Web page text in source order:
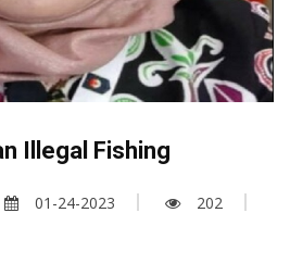
Illegal Fishing
01-24-2023
202